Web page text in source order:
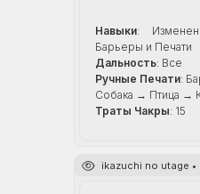
Навыки:
Барьеры и Печати
Дальность: Все
Ручные Печати:
Собака → Птица →
Траты Чакры: 15
ikazuchi no utage